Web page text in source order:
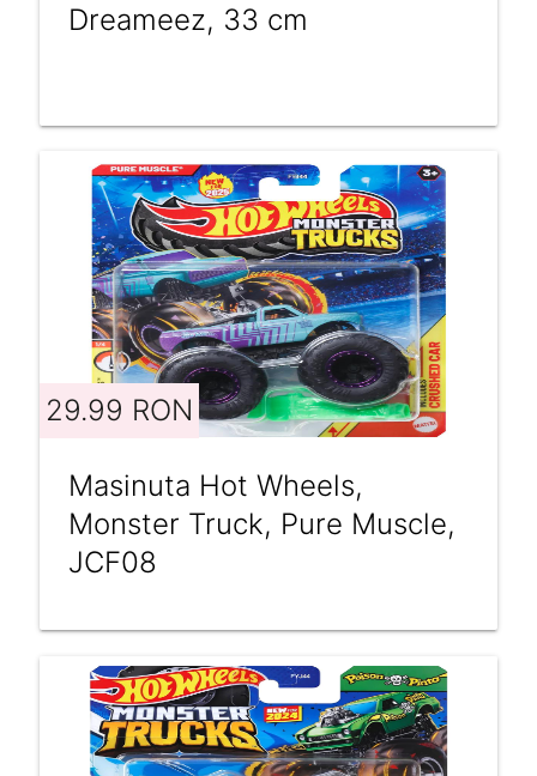
Dreameez, 33 cm
29.99 RON
Masinuta Hot Wheels,
Monster Truck, Pure Muscle,
JCF08